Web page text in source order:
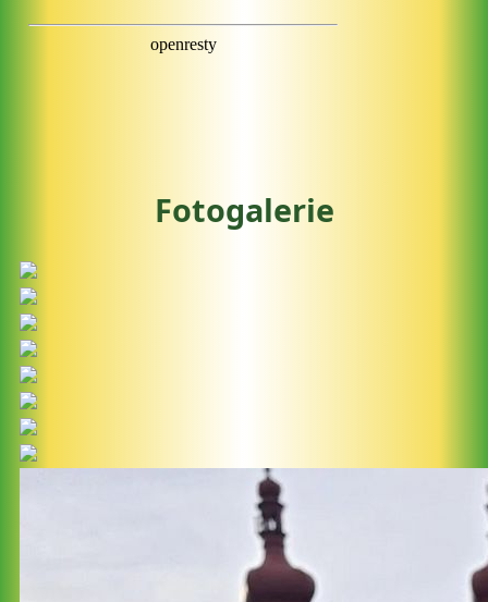
Fotogalerie